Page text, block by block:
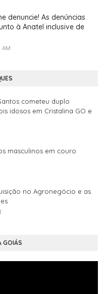
denuncie! As denúncias
à Anatel inclusive de
cometeu duplo
idosos em Cristalina GO e
masculinos em couro
no Agronegócio e as
GOIÁS